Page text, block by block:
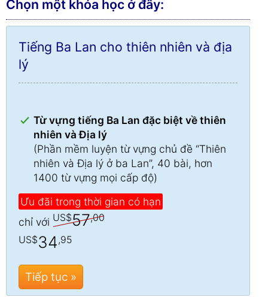
Chọn một khóa học ở đây:
Tiếng Ba Lan cho thiên nhiên và địa
lý
Từ vựng tiếng Ba Lan đặc biệt về thiên
nhiên và Địa lý
(Phần mềm luyện từ vựng chủ đề “Thiên
nhiên và Địa lý ở ba Lan”, 40 bài, hơn
1400 từ vựng mọi cấp độ)
Ưu đãi trong thời gian có hạn
chỉ với US$57,00
US$34 ,95
Tiếp tục »